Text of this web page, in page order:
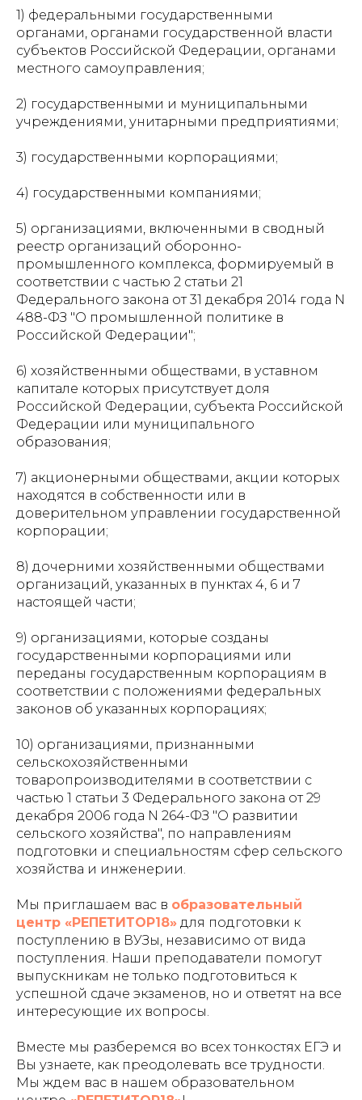
1) федеральными государственными
органами, органами государственной власти
субъектов Российской Федерации, органами
местного самоуправления;
2) государственными и муниципальными
учреждениями, унитарными предприятиями;
3) государственными корпорациями;
4) государственными компаниями;
5) организациями, включенными в сводный
реестр организаций оборонно-
промышленного комплекса, формируемый в
соответствии с частью 2 статьи 21
Федерального закона от 31 декабря 2014 года N
488-ФЗ "О промышленной политике в
Российской Федерации";
6) хозяйственными обществами, в уставном
капитале которых присутствует доля
Российской Федерации, субъекта Российской
Федерации или муниципального
образования;
7) акционерными обществами, акции которых
находятся в собственности или в
доверительном управлении государственной
корпорации;
8) дочерними хозяйственными обществами
организаций, указанных в пунктах 4, 6 и 7
настоящей части;
9) организациями, которые созданы
государственными корпорациями или
переданы государственным корпорациям в
соответствии с положениями федеральных
законов об указанных корпорациях;
10) организациями, признанными
сельскохозяйственными
товаропроизводителями в соответствии с
частью 1 статьи 3 Федерального закона от 29
декабря 2006 года N 264-ФЗ "О развитии
сельского хозяйства", по направлениям
подготовки и специальностям сфер сельского
хозяйства и инженерии.
Мы приглашаем вас в образовательный
центр «РЕПЕТИТОР18» для подготовки к
поступлению в ВУЗы, независимо от вида
поступления. Наши преподаватели помогут
выпускникам не только подготовиться к
успешной сдаче экзаменов, но и ответят на все
интересующие их вопросы.
Вместе мы разберемся во всех тонкостях ЕГЭ и
Вы узнаете, как преодолевать все трудности.
Мы ждем вас в нашем образовательном